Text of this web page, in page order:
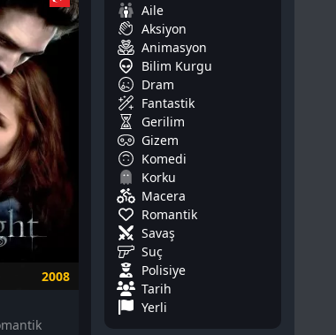
2008
Aile
Aksiyon
Animasyon
Bilim Kurgu
Dram
Fantastik
Gerilim
Gizem
Komedi
Korku
Macera
Romantik
Savaş
Suç
Polisiye
Tarih
Yerli